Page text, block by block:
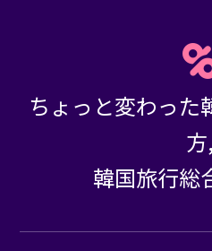
ちょっと変わった
方,
韓国旅行総